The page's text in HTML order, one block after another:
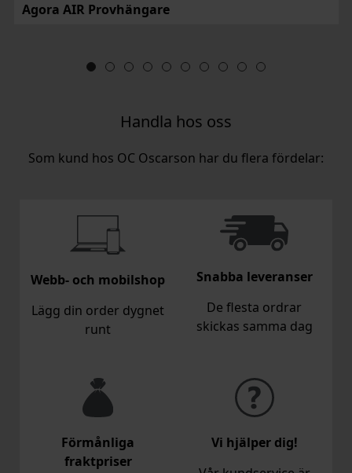
Agora AIR Provhängare
Handla hos oss
Som kund hos OC Oscarson har du flera fördelar:
Webb- och mobilshop
Lägg din order dygnet
runt
Snabba leveranser
De flesta ordrar
skickas samma dag
Förmånliga
fraktpriser
Vi hjälper dig!